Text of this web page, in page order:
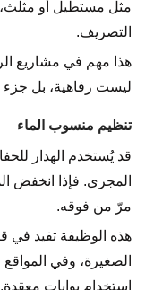
مثل مستطيل أو مثلث،
التصريف.
هذا مهم في مشاريع
ليست رفاهية، بل
تنظيم منسوب الماء
قد يُستخدم الهدار
المجرى. فإذا انخفض
مرّ من فوقه.
هذه الوظيفة تفيد في
الصغيرة، وفي
استخدام بوابات معقدة.